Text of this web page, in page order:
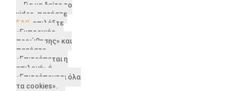
Για να δείτε το
video, πατήστε
ΕΔΩ , επιλέξτε
«Εμπορικής
προώθησης» και
πατήστε
«Επιτρέπεται η
επιλογή» ή
«Επιτρέπονται όλα
τα cookies».